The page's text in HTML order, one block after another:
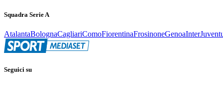
Squadra Serie A
AtalantaBolognaCagliariComoFiorentinaFrosinoneGenoaInter
Seguici su